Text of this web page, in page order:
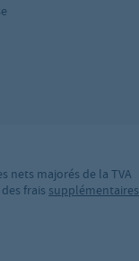
nets majorés de la TVA
frais supplémentaires